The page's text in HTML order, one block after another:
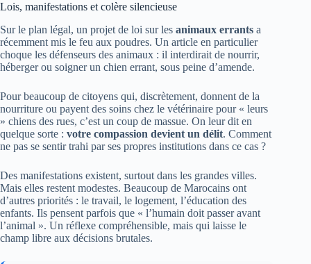
Lois, manifestations et colère silencieuse
Sur le plan légal, un projet de loi sur les animaux errants a
récemment mis le feu aux poudres. Un article en particulier
choque les défenseurs des animaux : il interdirait de nourrir,
héberger ou soigner un chien errant, sous peine d’amende.
Pour beaucoup de citoyens qui, discrètement, donnent de la
nourriture ou payent des soins chez le vétérinaire pour « leurs
» chiens des rues, c’est un coup de massue. On leur dit en
quelque sorte : votre compassion devient un délit. Comment
ne pas se sentir trahi par ses propres institutions dans ce cas ?
Des manifestations existent, surtout dans les grandes villes.
Mais elles restent modestes. Beaucoup de Marocains ont
d’autres priorités : le travail, le logement, l’éducation des
enfants. Ils pensent parfois que « l’humain doit passer avant
l’animal ». Un réflexe compréhensible, mais qui laisse le
champ libre aux décisions brutales.